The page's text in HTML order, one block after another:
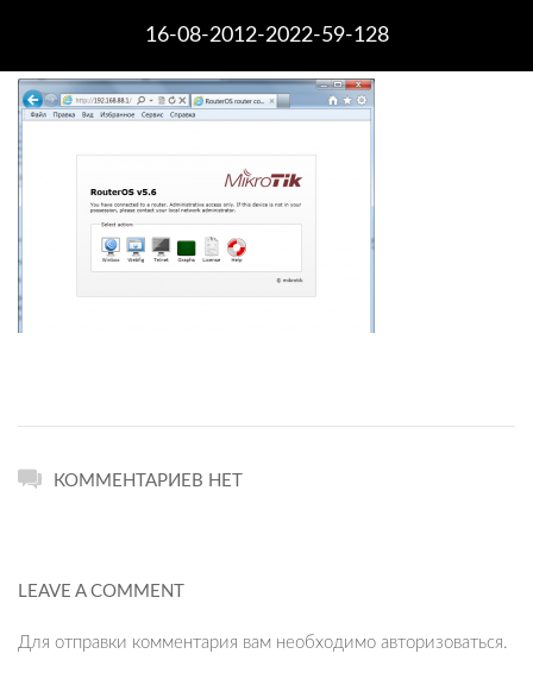
16-08-2012-2022-59-128
КОММЕНТАРИЕВ НЕТ
LEAVE A COMMENT
Для отправки комментария вам необходимо авторизоваться.